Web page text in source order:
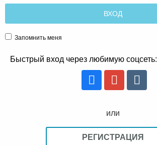
Запомнить меня
Быстрый вход через любимую соцсеть:
или
РЕГИСТРАЦИЯ